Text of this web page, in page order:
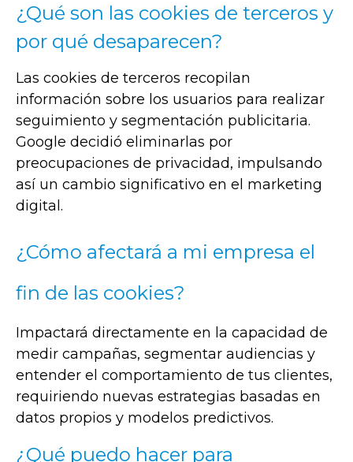
¿Qué son las cookies de terceros y
por qué desaparecen?
Las cookies de terceros recopilan
información sobre los usuarios para realizar
seguimiento y segmentación publicitaria.
Google decidió eliminarlas por
preocupaciones de privacidad, impulsando
así un cambio significativo en el marketing
digital.
¿Cómo afectará a mi empresa el
fin de las cookies?
Impactará directamente en la capacidad de
medir campañas, segmentar audiencias y
entender el comportamiento de tus clientes,
requiriendo nuevas estrategias basadas en
datos propios y modelos predictivos.
¿Qué puedo hacer para